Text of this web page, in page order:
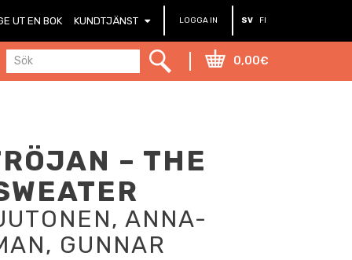
UT EN BOK KUNDTJÄNST LOGGA IN SV FI
0,00€
– THE
ANNA-
GUNNAR